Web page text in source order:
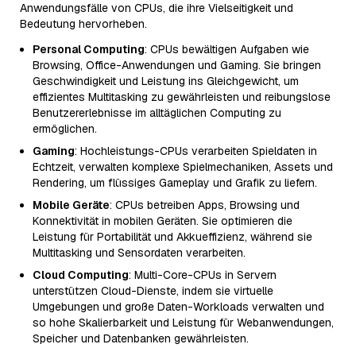
Anwendungsfälle von CPUs, die ihre Vielseitigkeit und
Bedeutung hervorheben.
Personal Computing: CPUs bewältigen Aufgaben wie
Browsing, Office-Anwendungen und Gaming. Sie bringen
Geschwindigkeit und Leistung ins Gleichgewicht, um
effizientes Multitasking zu gewährleisten und reibungslose
Benutzererlebnisse im alltäglichen Computing zu
ermöglichen.
Gaming: Hochleistungs-CPUs verarbeiten Spieldaten in
Echtzeit, verwalten komplexe Spielmechaniken, Assets und
Rendering, um flüssiges Gameplay und Grafik zu liefern.
Mobile Geräte: CPUs betreiben Apps, Browsing und
Konnektivität in mobilen Geräten. Sie optimieren die
Leistung für Portabilität und Akkueffizienz, während sie
Multitasking und Sensordaten verarbeiten.
Cloud Computing: Multi-Core-CPUs in Servern
unterstützen Cloud-Dienste, indem sie virtuelle
Umgebungen und große Daten-Workloads verwalten und
so hohe Skalierbarkeit und Leistung für Webanwendungen,
Speicher und Datenbanken gewährleisten.